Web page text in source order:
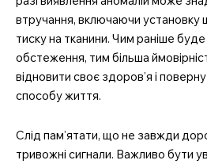
втручання, включаючи установку
тиску на тканини. Чим раніше
обстеження, тим більша
відновити своє здоров’я і
способу життя.
Слід пам’ятати, що не завжди
тривожні сигнали. Важливо бути